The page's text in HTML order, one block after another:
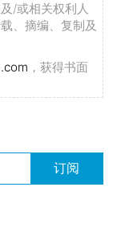
/或相关权利人
、摘编、复制及
，获得书面
订阅